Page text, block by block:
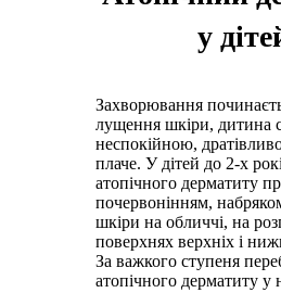
у
Захворювання
лущення шкіри, дитина
неспокійною,
плаче. У дітей до 2-х
атопічного дерматиту
почервонінням,
шкіри на обличчі, на
поверхнях верхніх і
За важкого ступеня
атопічного дерматиту у